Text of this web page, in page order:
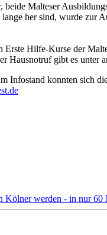
Malteser
her sind, wurde zur
Erste Hilfe-Kurse der
Hausnotruf gibt es unter
Infostand konnten sich
Kölner werden - in nur 60